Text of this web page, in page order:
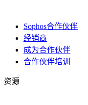
Sophos合作伙伴
经销商
成为合作伙伴
合作伙伴培训
资源